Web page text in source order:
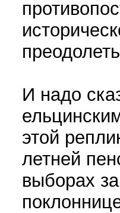
И надо
этой
летней
выборах